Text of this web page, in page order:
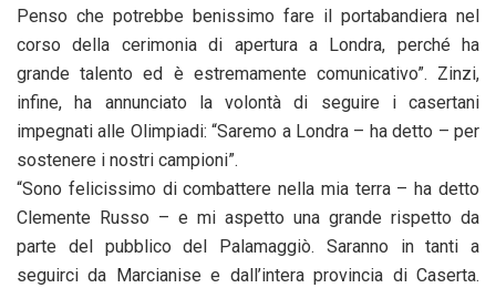
Penso che potrebbe benissimo fare il portabandiera nel
corso della cerimonia di apertura a Londra, perché ha
grande talento ed è estremamente comunicativo”. Zinzi,
infine, ha annunciato la volontà di seguire i casertani
impegnati alle Olimpiadi: “Saremo a Londra – ha detto – per
sostenere i nostri campioni”.
“Sono felicissimo di combattere nella mia terra – ha detto
Clemente Russo – e mi aspetto una grande rispetto da
parte del pubblico del Palamaggiò. Saranno in tanti a
seguirci da Marcianise e dall’intera provincia di Caserta.